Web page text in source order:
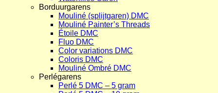
Borduurgarens
Mouliné (splijtgaren) DMC
Mouliné Painter’s Threads
Étoile DMC
Fluo DMC
Color variations DMC
Coloris DMC
Mouliné Ombré DMC
Perlégarens
Perlé 5 DMC – 5 gram